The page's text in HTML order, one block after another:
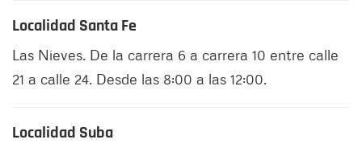
Localidad Santa Fe
Las Nieves. De la carrera 6 a carrera 10 entre calle
21 a calle 24. Desde las 8:00 a las 12:00.
Localidad Suba